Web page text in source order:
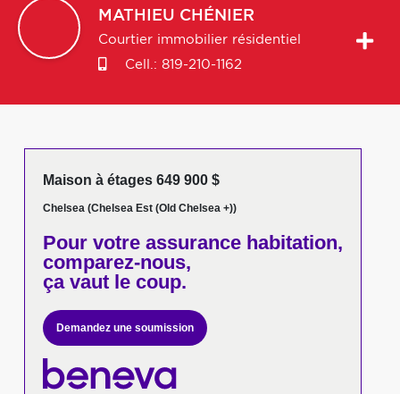
MATHIEU CHÉNIER
Courtier immobilier résidentiel
Cell.: 819-210-1162
Maison à étages 649 900 $
Chelsea (Chelsea Est (Old Chelsea +))
Pour votreassurance habitation,
comparez-nous,
ça vaut le coup.
Demandez une soumission